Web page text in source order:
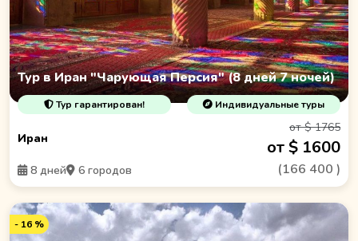
Тур в Иран "Чарующая Персия" (8 дней 7 ночей)
Тур гарантирован! Индивидуальные туры
Иран
8 дней 6 городов
от $ 1765
от $ 1600
(166 400 )
- 16 %